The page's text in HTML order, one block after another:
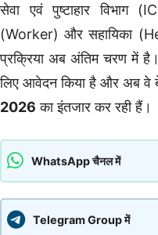
सेवा एवं पुष्टाहार विभाग
(Worker) और सहायिका
प्रक्रिया अब अंतिम चरण में है।
लिए आवेदन किया है और अब वे
2026 का इंतजार कर रही हैं।
WhatsApp चैनल में
Telegram Group में